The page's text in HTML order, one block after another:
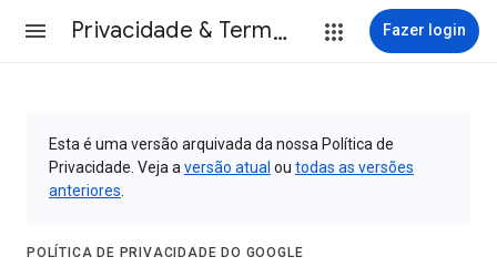
Privacidade & Termos Fazer login
Esta é uma versão arquivada da nossa Política de
Privacidade. Veja a versão atual ou todas as versões
anteriores
POLÍTICA DE PRIVACIDADE DO GOOGLE